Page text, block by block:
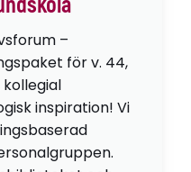
–
för v. 44,
inspiration! Vi